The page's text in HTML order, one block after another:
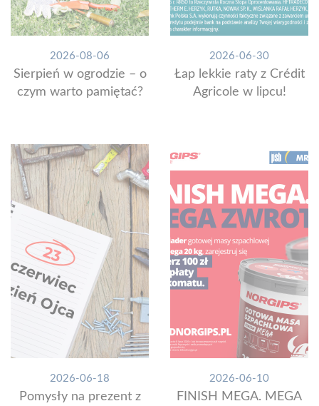
2026-08-06
Sierpień w ogrodzie – o
czym warto pamiętać?
2026-06-30
Łap lekkie raty z Crédit
Agricole w lipcu!
2026-06-18
Pomysły na prezent z
2026-06-10
FINISH MEGA. MEGA